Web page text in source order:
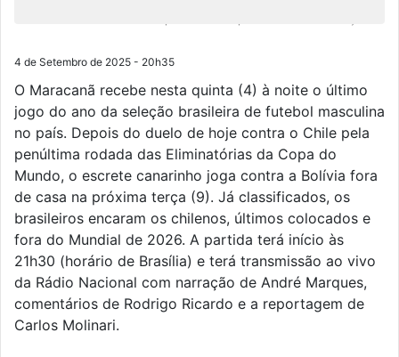
4 de Setembro de 2025 - 20h35
O Maracanã recebe nesta quinta (4) à noite o último
jogo do ano da seleção brasileira de futebol masculina
no país. Depois do duelo de hoje contra o Chile pela
penúltima rodada das Eliminatórias da Copa do
Mundo, o escrete canarinho joga contra a Bolívia fora
de casa na próxima terça (9). Já classificados, os
brasileiros encaram os chilenos, últimos colocados e
fora do Mundial de 2026. A partida terá início às
21h30 (horário de Brasília) e terá transmissão ao vivo
da Rádio Nacional com narração de André Marques,
comentários de Rodrigo Ricardo e a reportagem de
Carlos Molinari.